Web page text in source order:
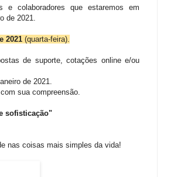
e colaboradores que estaremos em
de 2021.
2021 (quarta-feira).
de suporte, cotações online e/ou
de 2021.
sua compreensão.
sofisticação"
nas coisas mais simples da vida!